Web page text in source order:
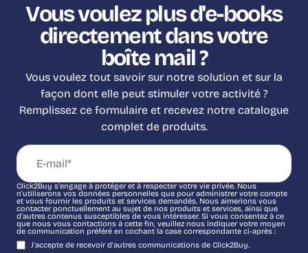
Vous voulez plus d'e-books
directement dans votre
boîte mail ?
Vous voulez tout savoir sur notre solution et sur la
façon dont elle peut stimuler votre activité ?
Remplissez ce formulaire et recevez notre catalogue
complet de produits.
Click2Buy s'engage à protéger et à respecter votre vie privée. Nous
n'utiliserons vos données personnelles que pour administrer votre compte
et vous fournir les produits et services demandés. Nous aimerions vous
contacter ponctuellement au sujet de nos produits et services, ainsi que
d'autres contenus susceptibles de vous intéresser. Si vous consentez à ce
que nous vous contactions à cette fin, veuillez nous indiquer votre moyen
de communication préféré en cochant la case correspondante ci-après :
J'accepte de recevoir d'autres communications de Click2Buy.